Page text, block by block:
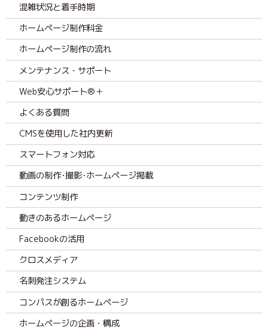
混雑状況と着手時期
ホームページ制作料金
ホームページ制作の流れ
メンテナンス・サポート
Web安心サポート®＋
よくある質問
CMSを使用した社内更新
スマートフォン対応
動画の制作･撮影･ホームページ掲載
コンテンツ制作
動きのあるホームページ
Facebookの活用
クロスメディア
名刺発注システム
コンパスが創るホームページ
ホームページの企画・構成